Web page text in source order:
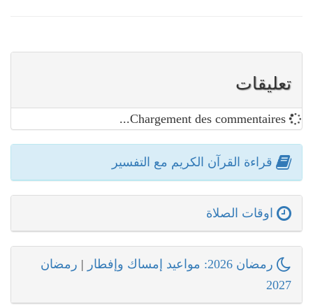
تعليقات
Chargement des commentaires...
قراءة القرآن الكريم مع التفسير
اوقات الصلاة
رمضان 2026: مواعيد إمساك وإفطار | رمضان
2027